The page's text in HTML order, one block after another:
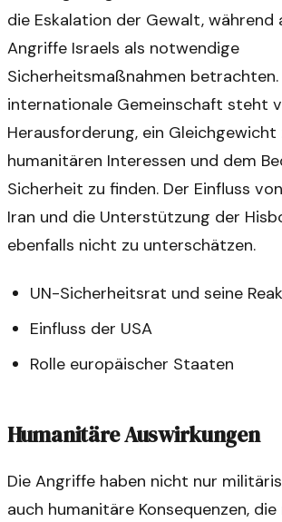
die Eskalation der Gewalt, während
Angriffe Israels als notwendige
Sicherheitsmaßnahmen betrachten.
internationale Gemeinschaft steht
Herausforderung, ein Gleichgewicht
humanitären Interessen und dem
Sicherheit zu finden. Der Einfluss
Iran und die Unterstützung der
ebenfalls nicht zu unterschätzen.
UN-Sicherheitsrat und seine
Einfluss der USA
Rolle europäischer Staaten
Humanitäre Auswirkungen
Die Angriffe haben nicht nur
auch humanitäre Konsequenzen,